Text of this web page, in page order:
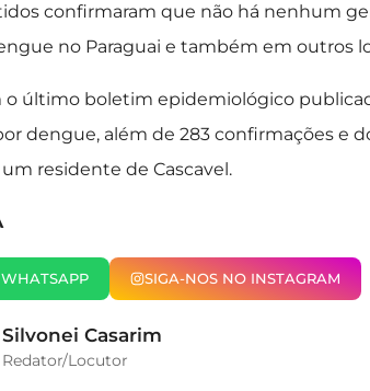
confirmaram que não há nenhum
no Paraguai e também em outros
o último boletim epidemiológico
dengue, além de 283 confirmações e
residente de Cascavel.
SIGA-NOS NO INSTAGRAM
Silvonei Casarim
Redator/Locutor